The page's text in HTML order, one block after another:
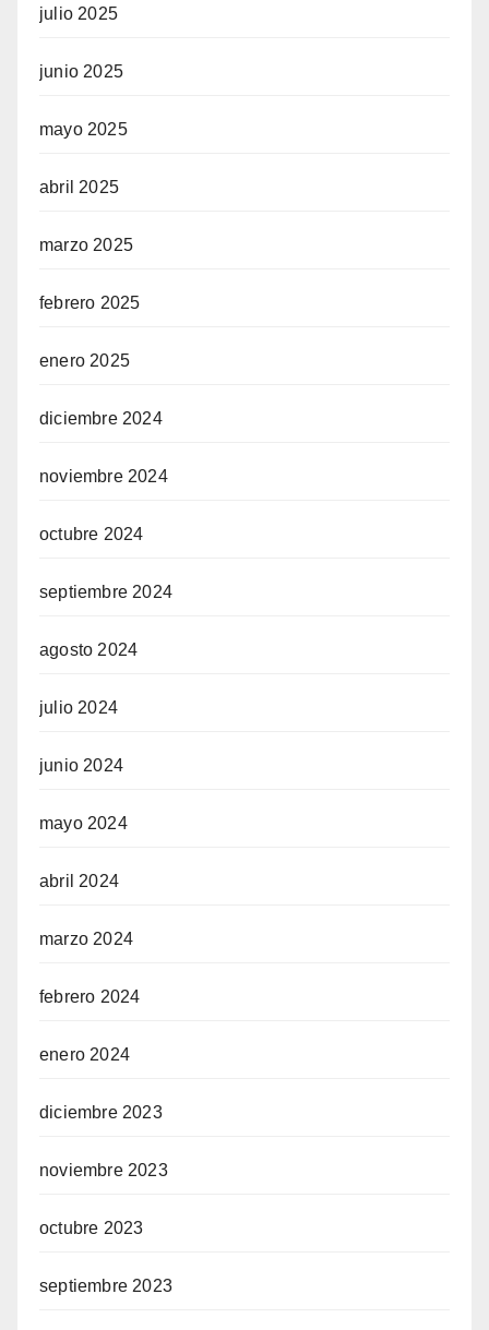
julio 2025
junio 2025
mayo 2025
abril 2025
marzo 2025
febrero 2025
enero 2025
diciembre 2024
noviembre 2024
octubre 2024
septiembre 2024
agosto 2024
julio 2024
junio 2024
mayo 2024
abril 2024
marzo 2024
febrero 2024
enero 2024
diciembre 2023
noviembre 2023
octubre 2023
septiembre 2023